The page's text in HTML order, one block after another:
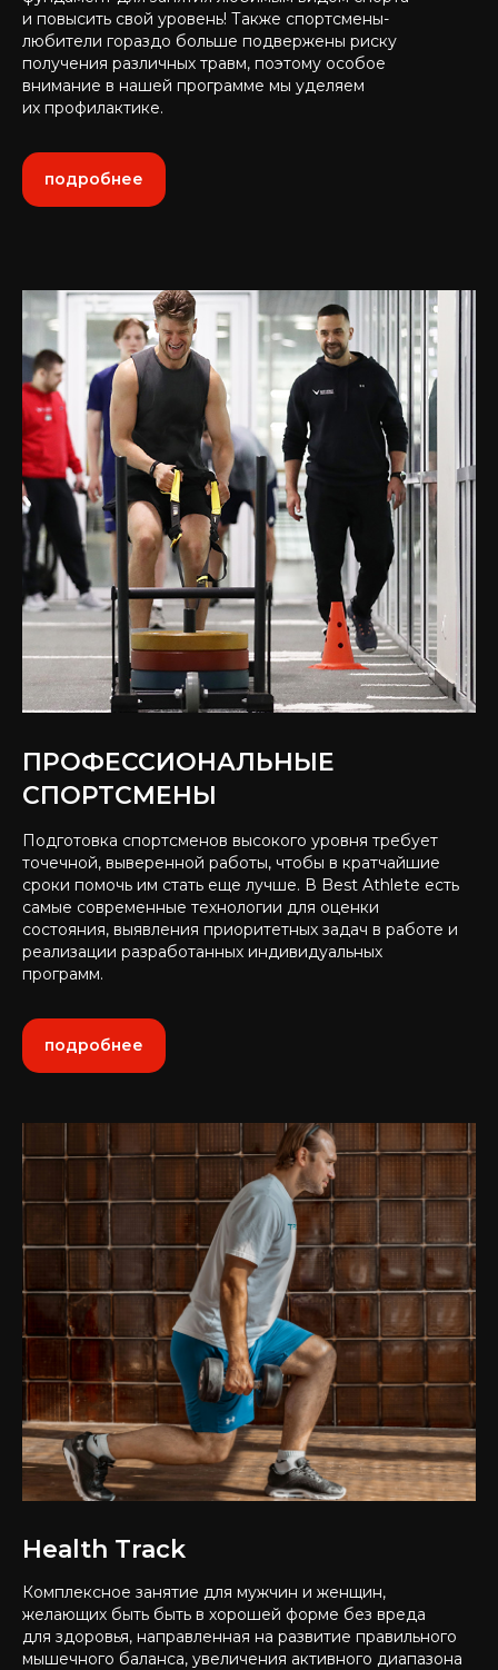
и повысить свой уровень! Также спортсмены-
любители гораздо больше подвержены риску
получения различных травм, поэтому особое
внимание в нашей программе мы уделяем
их профилактике.
подробнее
ПРОФЕССИОНАЛЬНЫЕ
СПОРТСМЕНЫ
Подготовка спортсменов высокого уровня требует
точечной, выверенной работы, чтобы в кратчайшие
сроки помочь им стать еще лучше. В Best Athlete есть
самые современные технологии для оценки
состояния, выявления приоритетных задач в работе и
реализации разработанных индивидуальных
программ.
подробнее
Health Track
Комплексное занятие для мужчин и женщин,
желающих быть быть в хорошей форме без вреда
для здоровья, направленная на развитие правильного
мышечного баланса, увеличения активного диапазона